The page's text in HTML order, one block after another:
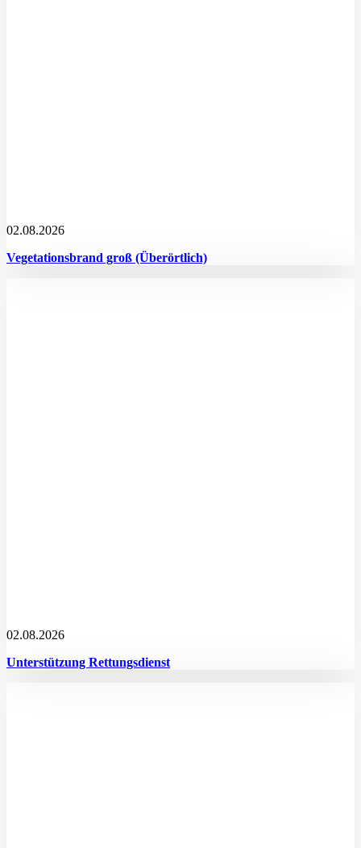
02.08.2026
Vegetationsbrand groß (Überörtlich)
02.08.2026
Unterstützung Rettungsdienst